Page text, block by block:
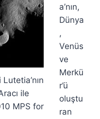
ile
MPS for
a’nın,
Dünya
,
Venüs
ve
Merkü
r’ü
oluştu
ran